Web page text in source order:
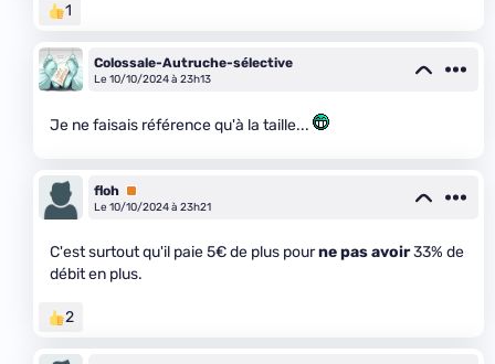
1
Colossale-Autruche-sélective
Le 10/10/2024 à 23h13
Je ne faisais référence qu'à la taille...
floh Premium
Le 10/10/2024 à 23h21
C'est surtout qu'il paie 5€ de plus pourne pas avoir33% de
débit en plus.
2